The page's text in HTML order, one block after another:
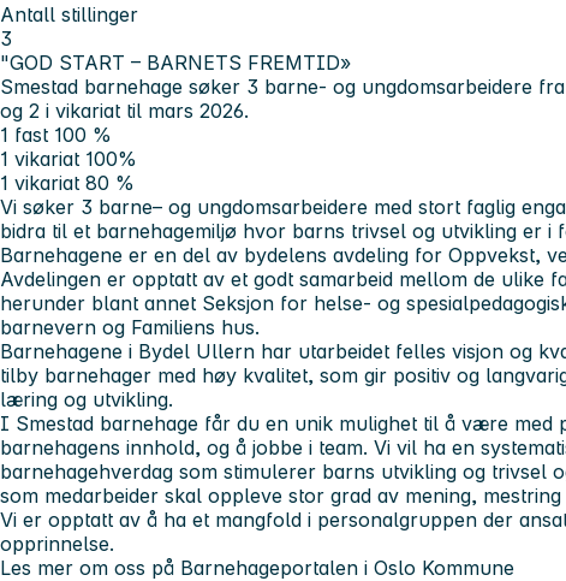
Antall stillinger
3
"GOD START – BARNETS FREMTID»
Smestad barnehage søker 3 barne- og ungdomsarbeidere
og 2 i vikariat til mars 2026.
1 fast 100 %
1 vikariat 100%
1 vikariat 80 %
Vi søker 3 barne– og ungdomsarbeidere med stort faglig
bidra til et barnehagemiljø hvor barns trivsel og utvikling er i
Barnehagene er en del av bydelens avdeling for Oppvekst,
Avdelingen er opptatt av et godt samarbeid mellom de ulike
herunder blant annet Seksjon for helse- og
barnevern og Familiens hus.
Barnehagene i Bydel Ullern har utarbeidet felles visjon og
tilby barnehager med høy kvalitet, som gir positiv og
læring og utvikling.
I Smestad barnehage får du en unik mulighet til å være med
barnehagens innhold, og å jobbe i team. Vi vil ha en
barnehagehverdag som stimulerer barns utvikling og trivsel
som medarbeider skal oppleve stor grad av mening,
Vi er opptatt av å ha et mangfold i personalgruppen der
opprinnelse.
Les mer om oss på Barnehageportalen i Oslo Kommune